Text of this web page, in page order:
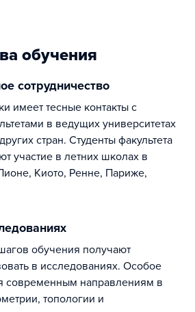
обучения
сотрудничество
в ведущих университетах
стран. Студенты факультета
участие в летних школах в
Киото, Ренне, Париже,
в иссле­до­ваниях. Особое
современным направлениям в
топологии и